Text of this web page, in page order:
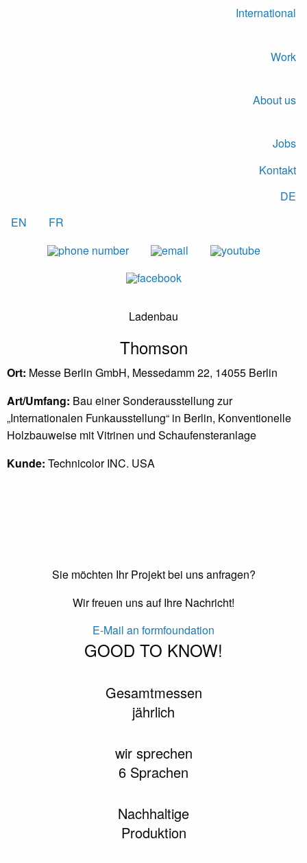
International
Work
About us
Jobs
Kontakt
DE
EN
FR
Ladenbau
Thomson
Ort: Messe Berlin GmbH, Messedamm 22, 14055 Berlin
Art/Umfang: Bau einer Sonderausstellung zur
„Internationalen Funkausstellung“ in Berlin, Konventionelle
Holzbauweise mit Vitrinen und Schaufensteranlage
Kunde: Technicolor INC. USA
Sie möchten Ihr Projekt bei uns anfragen?
Wir freuen uns auf Ihre Nachricht!
E-Mail an formfoundation
GOOD TO KNOW!
Gesamtmessen
jährlich
wir sprechen
6 Sprachen
Nachhaltige
Produktion